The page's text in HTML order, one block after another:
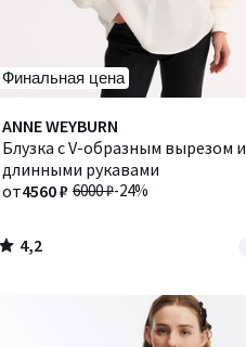
Финальная цена
ANNE WEYBURN
Блузка с V-образным вырезом и
длинными рукавами
6000 ₽-24%
от4560 ₽
4,2
/ 5
Количество
цветов:
2
4,2
/